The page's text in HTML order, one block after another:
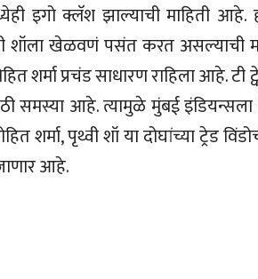
इगो क्लॅश झाल्याची माहिती आहे.
शॉला खेळवणं पसंत करत असल्याची
प्रचंड साधारण राहिला आहे. टी
समस्या आहे. त्यामुळे मुंबई
पृथ्वी शॉ या दोघांच्या ट्रेड
आहे.